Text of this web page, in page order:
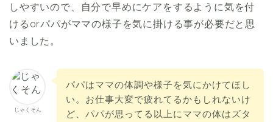
しやすいので、自分で早めにケアをするように気を付
けるorパパがママの様子を気に掛ける事が必要だと思
いました。
じゃくそん
パパはママの体調や様子を気にかけてほし
い。お仕事大変で疲れてるかもしれないけ
ど、パパが思ってる以上にママの体はズタ